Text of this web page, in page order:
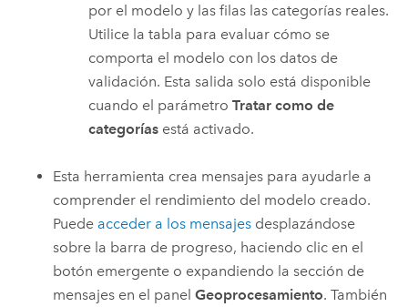
por el modelo y las filas las categorías reales.
Utilice la tabla para evaluar cómo se
comporta el modelo con los datos de
validación. Esta salida solo está disponible
cuando el parámetroTratar como de
categorías está activado.
Esta herramienta crea mensajes para ayudarle a
comprender el rendimiento del modelo creado.
Puede acceder a los mensajes desplazándose
sobre la barra de progreso, haciendo clic en el
botón emergente o expandiendo la sección de
mensajes en el panelGeoprocesamiento. También